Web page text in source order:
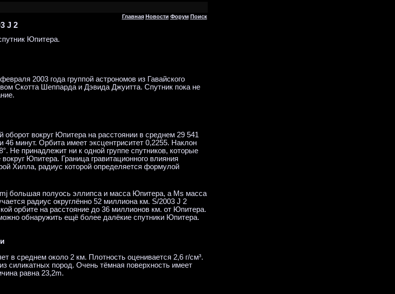
Главная Новости Форум Поиск
J 2
Юпитера.
2003 года группой астрономов из Гавайского
Скотта Шеппарда и Дэвида Джуитта. Спутник пока не
вокруг Юпитера на расстоянии в среднем 29 541
46 минут. Орбита имеет эксцентриситет 0,2255. Наклон
Не принадлежит ни к одной группе спутников, которые
Юпитера. Граница гравитационного влияния
Хилла, радиус которой определяется формулой
большая полуось эллипса и масса Юпитера, а Ms масса
радиус округлённо 52 миллиона км. S/2003 J 2
орбите на расстояние до 36 миллионов км. от Юпитера.
обнаружить ещё более далёкие спутники Юпитера.
в среднем около 2 км. Плотность оценивается 2,6 г/см³.
силикатных пород. Очень тёмная поверхность имеет
равна 23,2m.